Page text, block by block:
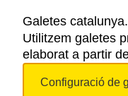
ELS NOSTRES
Galetes
Utilitzem galetes
elaborat a partir
Configuració de